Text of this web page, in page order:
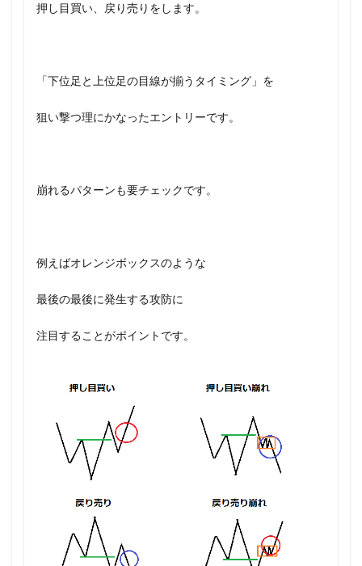
押し目買い、戻り売りをします。
「下位足と上位足の目線が揃うタイミング」を
狙い撃つ理にかなったエントリーです。
崩れるパターンも要チェックです。
例えばオレンジボックスのような
最後の最後に発生する攻防に
注目することがポイントです。